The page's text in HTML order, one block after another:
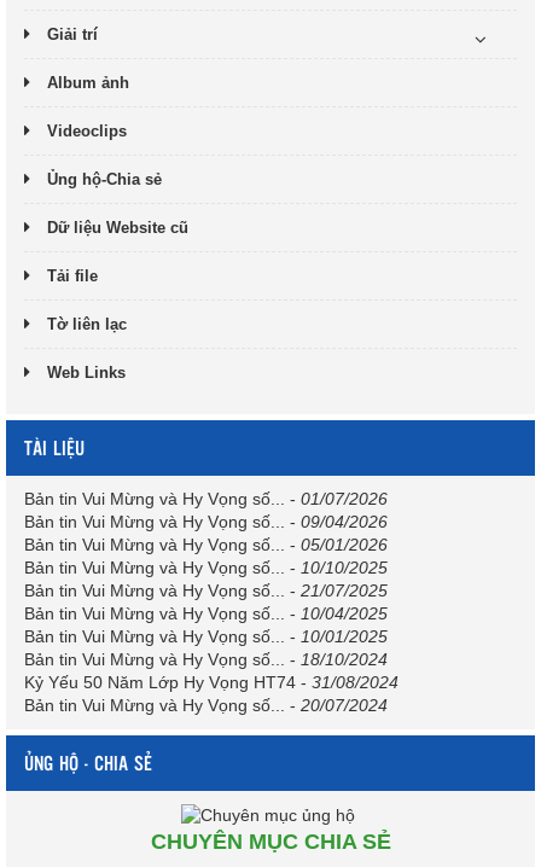
Giải trí
Album ảnh
Videoclips
Ủng hộ-Chia sẻ
Dữ liệu Website cũ
Tải file
Tờ liên lạc
Web Links
TÀI LIỆU
Bản tin Vui Mừng và Hy Vọng số... - 01/07/2026
Bản tin Vui Mừng và Hy Vọng số... - 09/04/2026
Bản tin Vui Mừng và Hy Vọng số... - 05/01/2026
Bản tin Vui Mừng và Hy Vọng số... - 10/10/2025
Bản tin Vui Mừng và Hy Vọng số... - 21/07/2025
Bản tin Vui Mừng và Hy Vọng số... - 10/04/2025
Bản tin Vui Mừng và Hy Vọng số... - 10/01/2025
Bản tin Vui Mừng và Hy Vọng số... - 18/10/2024
Kỷ Yếu 50 Năm Lớp Hy Vọng HT74 - 31/08/2024
Bản tin Vui Mừng và Hy Vọng số... - 20/07/2024
ỦNG HỘ - CHIA SẺ
CHUYÊN MỤC CHIA SẺ